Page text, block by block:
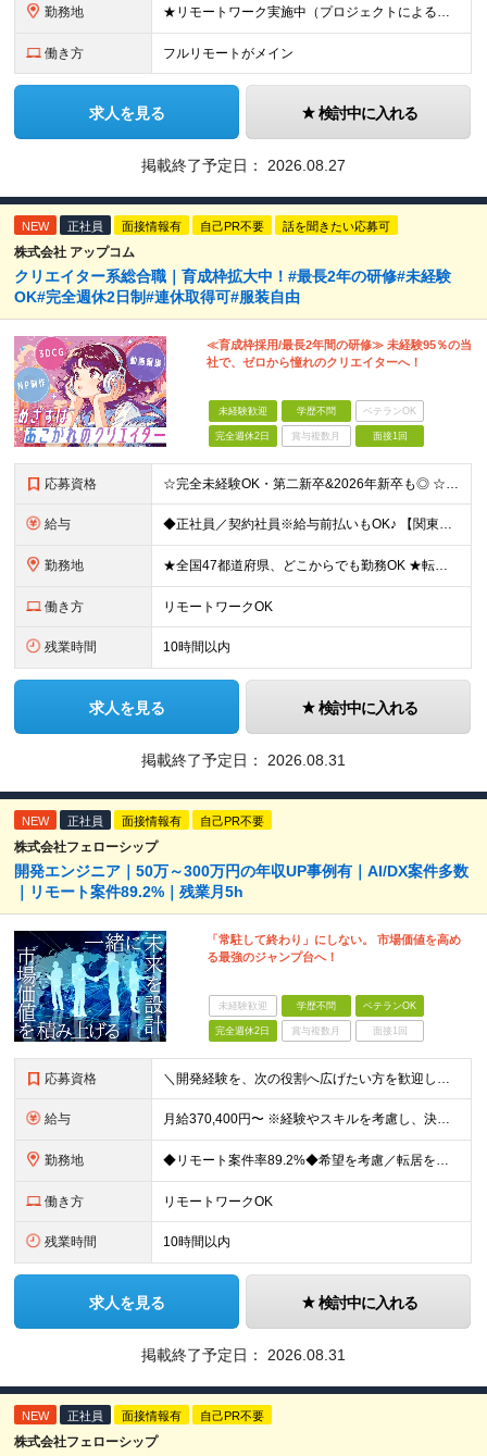
勤務地 ★リモートワーク実施中（プロジェクトによる） ※一部フルリモートあり 【本社】 東京都千代田区五番町4-8 日立五番町ビル 5F 【その他勤務先】 ・北海道札幌市中央区大通東 ・宮城県仙台市青葉区
働き方 フルリモートがメイン
求人を見る 検討中に入れる
掲載終了予定日： 2026.08.27
NEW 正社員 面接情報有 自己PR不要 話を聞きたい応募可
株式会社 アップコム
クリエイター系総合職｜育成枠拡大中！#最長2年の研修#未経験
OK#完全週休2日制#連休取得可#服装自由
≪育成枠採用/最長2年間の研修≫ 未経験95％の当
社で、ゼロから憧れのクリエイターへ！
未経験歓迎 学歴不問 ベテランOK
完全週休2日 賞与複数月 面接1回
応募資格 ☆完全未経験OK・第二新卒&2026年新卒も◎ ☆社員の7割が20代 ☆経歴・ブランク不問 ※学歴不問 …━━━━━━━━━━ 未経験スタート前提のポテンシャル採用です。 毎月全国で複数人を採用して
給与 ◆正社員／契約社員※給与前払いもOK♪ 【関東（一都三県）】 月給25万円～ ※固定残業代（月20時間分／月3万2383円）を含む。超過分は別途支給。 ※試用期間中の給与は月給22万円～ 【関東（北
勤務地 ★全国47都道府県、どこからでも勤務OK ★転勤なし！腰を据えて活躍◎ ★マイカー通勤OK（拠点による） ★業務に慣れたら、ゆくゆくはリモート併用やフルリモートも可能 全国のお客様先にて勤務していた
働き方 リモートワークOK
残業時間 10時間以内
求人を見る 検討中に入れる
掲載終了予定日： 2026.08.31
NEW 正社員 面接情報有 自己PR不要
株式会社フェローシップ
開発エンジニア｜50万～300万円の年収UP事例有｜AI/DX案件多数
｜リモート案件89.2%｜残業月5h
「常駐して終わり」にしない。 市場価値を高め
る最強のジャンプ台へ！
未経験歓迎 学歴不問 ベテランOK
完全週休2日 賞与複数月 面接1回
応募資格 ＼開発経験を、次の役割へ広げたい方を歓迎します／ ■IT・Web・DX領域での実務経験を1年以上お持ちの方 └Webアプリ開発、業務システム開発、保守運用、テスト、QA、情シス、社内SEなど └コー
給与 月給370,400円〜 ※経験やスキルを考慮し、決定いたします ※上記金額には固定残業代（30時間分/70,400円～）を含みます。超過分は別途全額支給いたします ※試用期間6カ月あり（期間中の給与・
勤務地 ◆リモート案件率89.2%◆希望を考慮／転居を伴う転勤なし 一都三県のクライアント先＋在宅勤務（案件により異なります） 【本社】東京都千代田区内幸町2-2-3 日比谷国際ビル3F (変更の範囲)上
働き方 リモートワークOK
残業時間 10時間以内
求人を見る 検討中に入れる
掲載終了予定日： 2026.08.31
NEW 正社員 面接情報有 自己PR不要
株式会社フェローシップ